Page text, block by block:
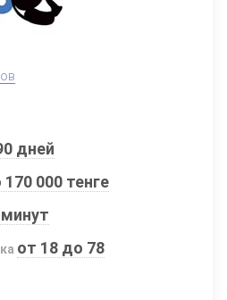
дней
000 тенге
от 18 до 78